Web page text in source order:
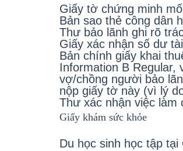
Giấy tờ chứng minh
Bản sao thẻ công dân
Thư bảo lãnh ghi rõ
Giấy xác nhận số dư
Bản chính giấy khai
Information B Regular,
vợ/chồng người bảo
nộp giấy tờ này (vì lý
Thư xác nhận việc làm
Giấy khám sức khỏe
Du học sinh học tập